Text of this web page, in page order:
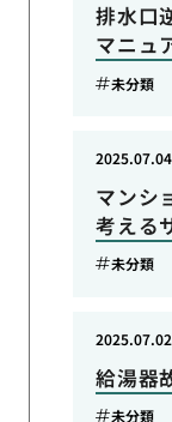
排水口
マニュ
未分類
マンシ
考える
2025.07.04
未分類
給湯器
2025.07.02
未分類